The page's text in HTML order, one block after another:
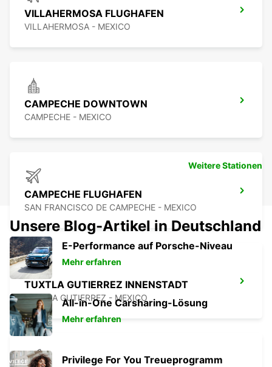
VILLAHERMOSA FLUGHAFEN
VILLAHERMOSA - MEXICO
CAMPECHE DOWNTOWN
CAMPECHE - MEXICO
CAMPECHE FLUGHAFEN
SAN FRANCISCO DE CAMPECHE - MEXICO
TUXTLA GUTIERREZ INNENSTADT
TUXTLA GUTIERREZ - MEXICO
Weitere Stationen
Unsere Blog-Artikel in Deutschland
E-Performance auf Porsche-Niveau
Mehr erfahren
All-in-One Carsharing-Lösung
Mehr erfahren
Privilege For You Treueprogramm